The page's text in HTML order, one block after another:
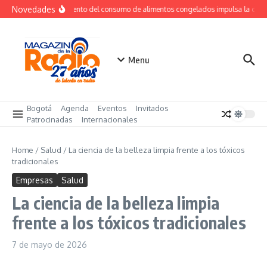
Saltar al contenido
NovedadesCrecimiento del consumo de alimentos congelados impulsa la
Menu
Bogotá Agenda Eventos
Invitados
Patrocinadas
Internacionales
Home / Salud / La ciencia de la belleza limpia frente a los tóxicos
tradicionales
Empresas Salud
La ciencia de la belleza limpia
frente a los tóxicos tradicionales
7 de mayo de 2026